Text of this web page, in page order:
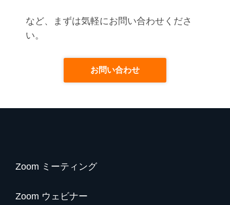
など、まずは気軽にお問い合わせくださ
い。
お問い合わせ
Zoom ミーティング
Zoom ウェビナー